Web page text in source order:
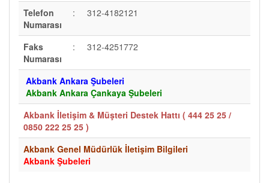
Telefon
Numarası
: 312-4182121
Faks
Numarası
: 312-4251772
Akbank Ankara Şubeleri
Akbank Ankara Çankaya Şubeleri
Akbank İletişim & Müşteri Destek Hattı ( 444 25 25 /
0850 222 25 25 )
Akbank Genel Müdürlük İletişim Bilgileri
Akbank Şubeleri